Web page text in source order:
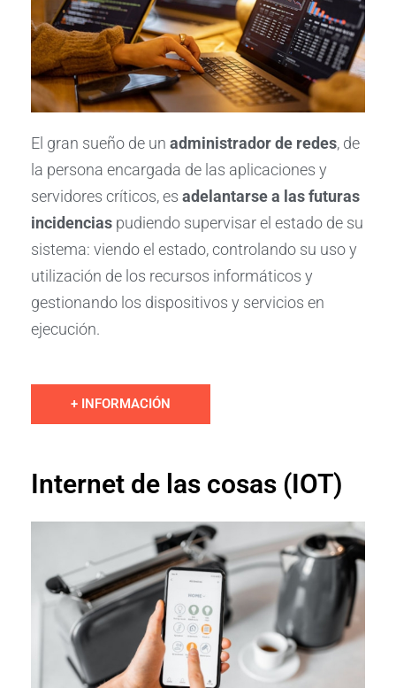
El gran sueño de un administrador de redes, de
la persona encargada de las aplicaciones y
servidores críticos, es adelantarse a las futuras
incidencias pudiendo supervisar el estado de su
sistema: viendo el estado, controlando su uso y
utilización de los recursos informáticos y
gestionando los dispositivos y servicios en
ejecución.
+ INFORMACIÓN
Internet de las cosas (IOT)